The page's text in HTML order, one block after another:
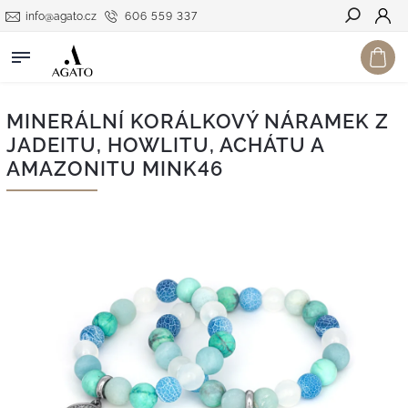
606 559 337
info@agato.cz
Hledat
MINERÁLNÍ KORÁLKOVÝ NÁRAMEK Z
JADEITU, HOWLITU, ACHÁTU A
AMAZONITU MINK46